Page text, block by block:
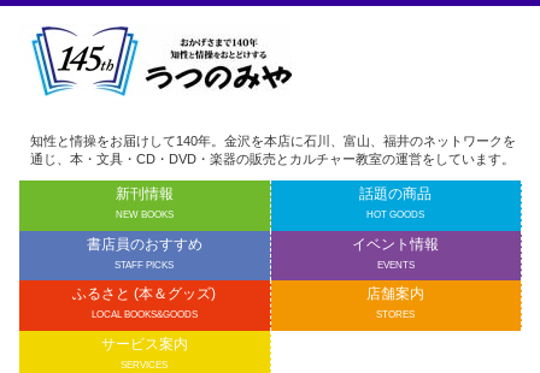
知性と情操をお届けして140年。金沢を本店に石川、富山、福井のネットワークを
通じ、本・文具・CD・DVD・楽器の販売とカルチャー教室の運営をしています。
新刊情報
NEW BOOKS
話題の商品
HOT GOODS
書店員のおすすめ
STAFF PICKS
イベント情報
EVENTS
ふるさと (本＆グッズ)
LOCAL BOOKS&GOODS
店舗案内
STORES
サービス案内
SERVICES